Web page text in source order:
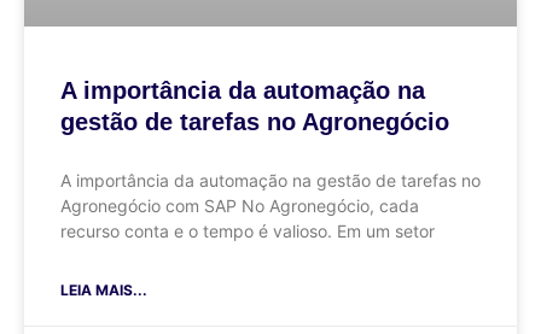
A importância da automação na
gestão de tarefas no Agronegócio
A importância da automação na gestão de tarefas no
Agronegócio com SAP No Agronegócio, cada
recurso conta e o tempo é valioso. Em um setor
LEIA MAIS...